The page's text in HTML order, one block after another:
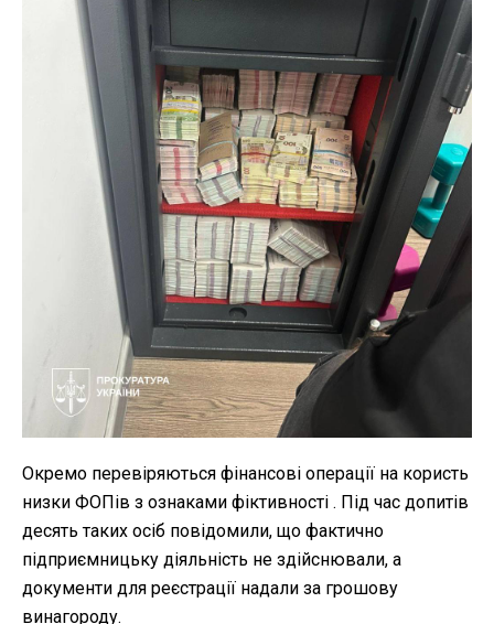
Окремо перевіряються фінансові операції на користь
низки ФОПів з ознаками фіктивності . Під час допитів
десять таких осіб повідомили, що фактично
підприємницьку діяльність не здійснювали, а
документи для реєстрації надали за грошову
винагороду.